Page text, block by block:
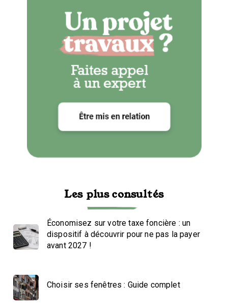
Les plus consultés
Économisez sur votre taxe foncière : un
dispositif à découvrir pour ne pas la payer
avant 2027 !
Choisir ses fenêtres : Guide complet